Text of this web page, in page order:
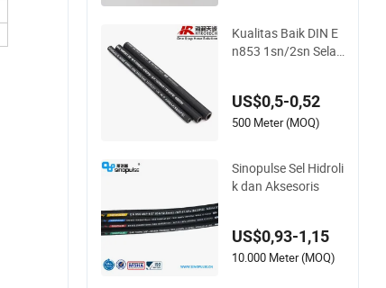
Kualitas Baik DIN E
n853 1sn/2sn Selan
US$0,5-0,52
500 Meter (MOQ)
Sinopulse Sel Hidroli
k dan Aksesoris
US$0,93-1,15
10.000 Meter (MOQ)